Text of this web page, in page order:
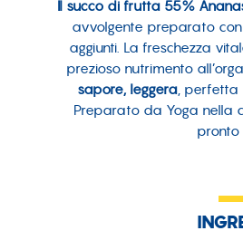
Il succo di frutta 55%
avvolgente preparato con
aggiunti. La freschezza
prezioso nutrimento
sapore, leggera, perfetta
Preparato da Yoga nella
pronto